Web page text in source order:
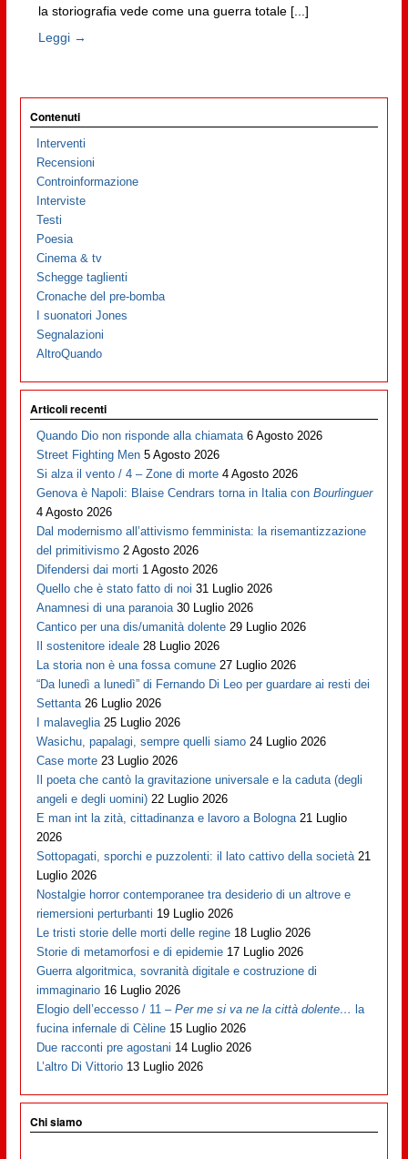
la storiografia vede come una guerra totale [...]
Leggi →
Contenuti
Interventi
Recensioni
Controinformazione
Interviste
Testi
Poesia
Cinema & tv
Schegge taglienti
Cronache del pre-bomba
I suonatori Jones
Segnalazioni
AltroQuando
Articoli recenti
Quando Dio non risponde alla chiamata 6 Agosto 2026
Street Fighting Men 5 Agosto 2026
Si alza il vento / 4 – Zone di morte 4 Agosto 2026
Genova è Napoli: Blaise Cendrars torna in Italia conBourlinguer
4 Agosto 2026
Dal modernismo all’attivismo femminista: la risemantizzazione
del primitivismo 2 Agosto 2026
Difendersi dai morti 1 Agosto 2026
Quello che è stato fatto di noi 31 Luglio 2026
Anamnesi di una paranoia 30 Luglio 2026
Cantico per una dis/umanità dolente 29 Luglio 2026
Il sostenitore ideale 28 Luglio 2026
La storia non è una fossa comune 27 Luglio 2026
“Da lunedì a lunedì” di Fernando Di Leo per guardare ai resti dei
Settanta 26 Luglio 2026
I malaveglia 25 Luglio 2026
Wasichu, papalagi, sempre quelli siamo 24 Luglio 2026
Case morte 23 Luglio 2026
Il poeta che cantò la gravitazione universale e la caduta (degli
angeli e degli uomini) 22 Luglio 2026
E man int la zità, cittadinanza e lavoro a Bologna 21 Luglio
2026
Sottopagati, sporchi e puzzolenti: il lato cattivo della società 21
Luglio 2026
Nostalgie horror contemporanee tra desiderio di un altrove e
riemersioni perturbanti 19 Luglio 2026
Le tristi storie delle morti delle regine 18 Luglio 2026
Storie di metamorfosi e di epidemie 17 Luglio 2026
Guerra algoritmica, sovranità digitale e costruzione di
immaginario 16 Luglio 2026
Elogio dell’eccesso / 11 –Per me si va ne la città dolente… la
fucina infernale di Cèline 15 Luglio 2026
Due racconti pre agostani 14 Luglio 2026
L’altro Di Vittorio 13 Luglio 2026
Chi siamo